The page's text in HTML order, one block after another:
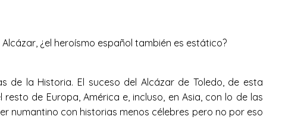
¿el heroísmo español también es estático?
de la Historia. El suceso del Alcázar de Toledo, de esta
de Europa, América e, incluso, en Asia, con lo de las
numantino con historias menos célebres pero no por eso